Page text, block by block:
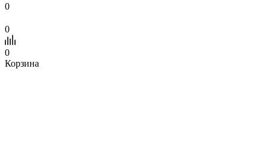
0
0
0
Корзина